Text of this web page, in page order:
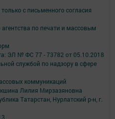
с письменного согласия
по печати и массовым
ЭЛ № ФС 77 -⁠ 73782 от 05.10.2018
службой по надзору в сфере
коммуникаций
Лилия Мирзазяновна
Татарстан, Нурлатский р-н, г.